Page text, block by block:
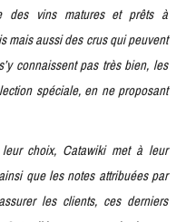
vins matures et prêts à
mais aussi des crus qui peuvent
connaissent pas très bien, les
spéciale, en ne proposant
choix, Catawiki met à leur
que les notes attribuées par
les clients, ces derniers